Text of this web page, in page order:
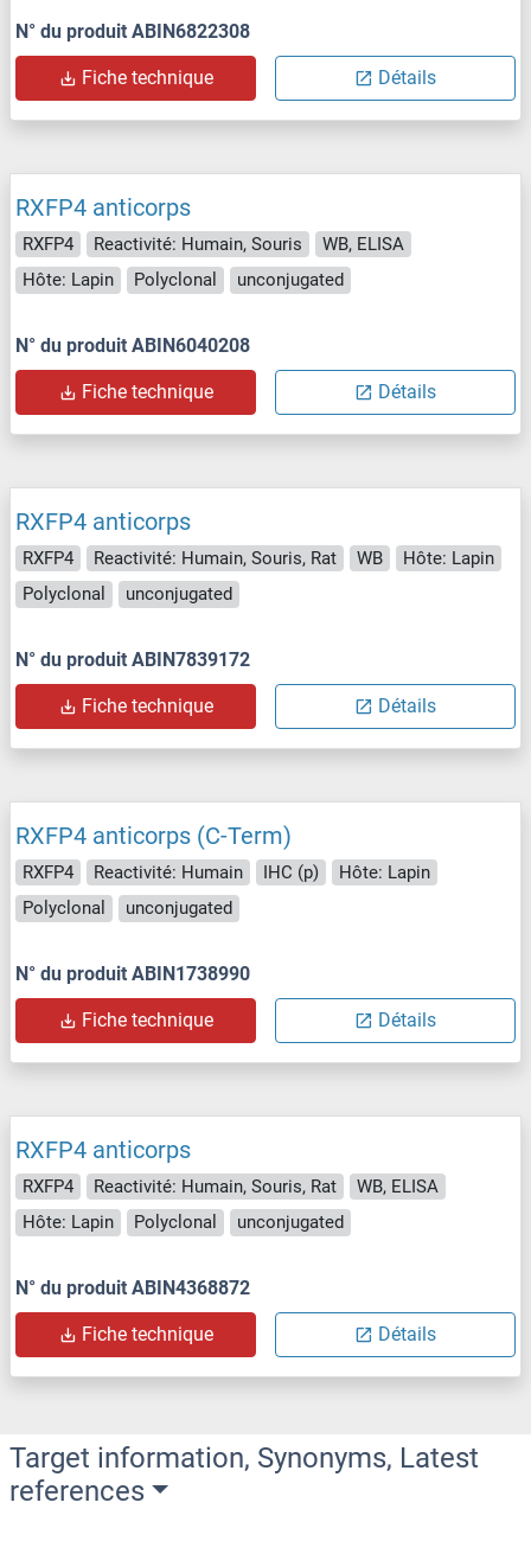
N° du produit ABIN6822308
Fiche technique Détails
RXFP4 anticorps
RXFP4 Reactivité: Humain, Souris
WB, ELISA
Hôte: Lapin
Polyclonal unconjugated
N° du produit ABIN6040208
Fiche technique Détails
RXFP4 anticorps
RXFP4 Reactivité: Humain, Souris, Rat WB
Hôte: Lapin
Polyclonal
unconjugated
N° du produit ABIN7839172
Fiche technique Détails
RXFP4 anticorps (C-Term)
RXFP4 Reactivité: Humain IHC (p)
Hôte: Lapin
Polyclonal
unconjugated
N° du produit ABIN1738990
Fiche technique Détails
RXFP4 anticorps
RXFP4 Reactivité: Humain, Souris, Rat
WB, ELISA
Hôte: Lapin
Polyclonal unconjugated
N° du produit ABIN4368872
Fiche technique Détails
Target information, Synonyms, Latest
references